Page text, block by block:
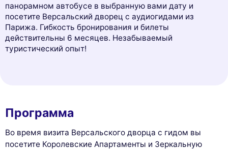
панорамном автобусе в выбранную вами дату и
посетите Версальский дворец с аудиогидами из
Парижа. Гибкость бронирования и билеты
действительны 6 месяцев. Незабываемый
туристический опыт!
Программа
Во время визита Версальского дворца с гидом вы
посетите Королевские Апартаменты и Зеркальную